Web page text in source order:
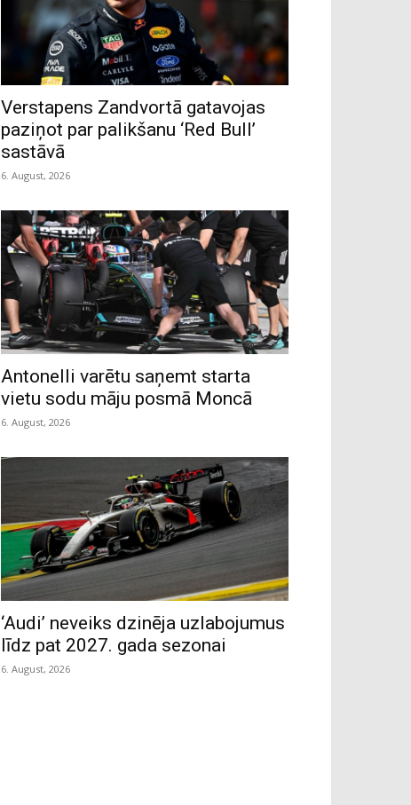
Verstapens Zandvortā gatavojas
paziņot par palikšanu ‘Red Bull’
sastāvā
6. August, 2026
Antonelli varētu saņemt starta
vietu sodu māju posmā Moncā
6. August, 2026
‘Audi’ neveiks dzinēja uzlabojumus
līdz pat 2027. gada sezonai
6. August, 2026